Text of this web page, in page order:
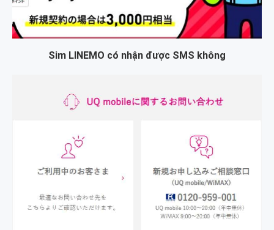
Sim LINEMO có nhận được SMS không